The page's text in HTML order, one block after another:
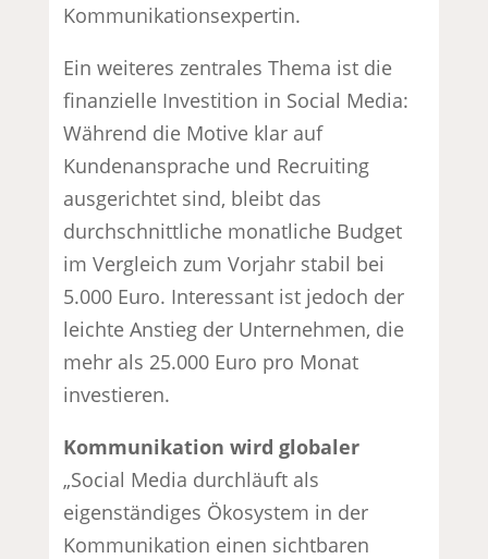
Kommunikationsexpertin.
Ein weiteres zentrales Thema ist die
finanzielle Investition in Social Media:
Während die Motive klar auf
Kundenansprache und Recruiting
ausgerichtet sind, bleibt das
durchschnittliche monatliche Budget
im Vergleich zum Vorjahr stabil bei
5.000 Euro. Interessant ist jedoch der
leichte Anstieg der Unternehmen, die
mehr als 25.000 Euro pro Monat
investieren.
Kommunikation wird globaler
„Social Media durchläuft als
eigenständiges Ökosystem in der
Kommunikation einen sichtbaren